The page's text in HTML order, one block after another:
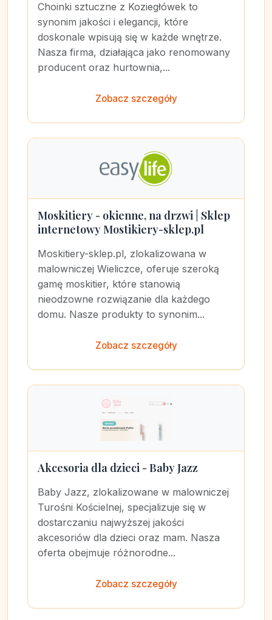
Choinki sztuczne z Koziegłówek to
synonim jakości i elegancji, które
doskonale wpisują się w każde wnętrze.
Nasza firma, działająca jako renomowany
producent oraz hurtownia,...
Zobacz szczegóły
Moskitiery - okienne, na drzwi | Sklep
internetowy Mostikiery-sklep.pl
Moskitiery-sklep.pl, zlokalizowana w
malowniczej Wieliczce, oferuje szeroką
gamę moskitier, które stanowią
nieodzowne rozwiązanie dla każdego
domu. Nasze produkty to synonim...
Zobacz szczegóły
Akcesoria dla dzieci - Baby Jazz
Baby Jazz, zlokalizowane w malowniczej
Turośni Kościelnej, specjalizuje się w
dostarczaniu najwyższej jakości
akcesoriów dla dzieci oraz mam. Nasza
oferta obejmuje różnorodne...
Zobacz szczegóły